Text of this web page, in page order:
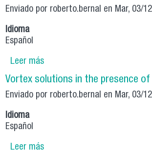
Enviado por roberto.bernal en Mar, 03/
Idioma
Español
Leer mássobre Dark matter axions in
with a period of increasing
Vortex solutions in the presence
Enviado por roberto.bernal en Mar, 03/
Idioma
Español
Leer mássobre Vortex solutions in the